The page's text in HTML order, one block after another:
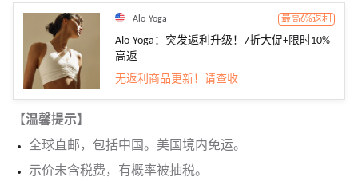
Alo Yoga 最高6%返利
Alo Yoga：突发返利升级！7折大促+限时10%
高返
无返利商品更新！请查收
【温馨提示】
全球直邮，包括中国。美国境内免运。
示价未含税费，有概率被抽税。